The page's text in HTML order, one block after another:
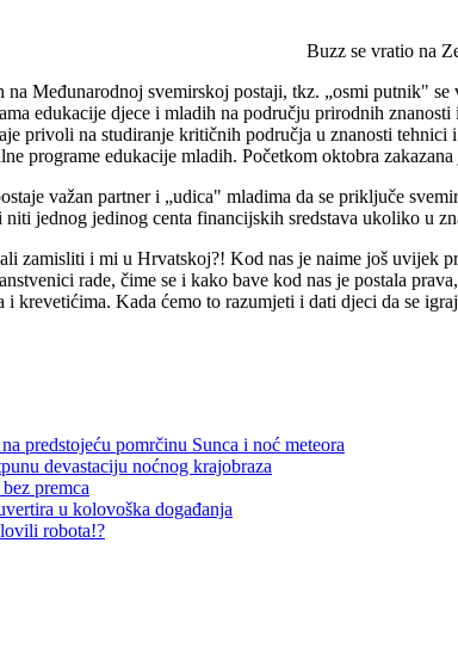
Buzz se vratio na
na Međunarodnoj svemirskoj postaji, tkz. „osmi putnik"
edukacije djece i mladih na području prirodnih
privoli na studiranje kritičnih područja u znanosti
programe edukacije mladih. Početkom oktobra
važan partner i „udica" mladima da se priključe
jednog jedinog centa financijskih sredstava ukoliko u
zamisliti i mi u Hrvatskoj?! Kod nas je naime još uvijek
rade, čime se i kako bave kod nas je postala
i krevetićima. Kada ćemo to razumjeti i dati djeci da se
predstojeću pomrčinu Sunca i noć meteora
devastaciju noćnog krajobraza
premca
u kolovoška događanja
robota!?